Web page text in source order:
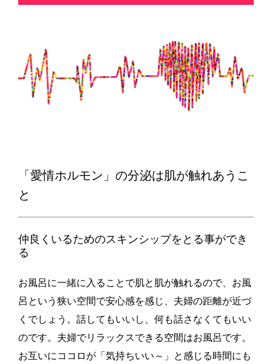
「愛情ホルモン」の分泌は肌が触れあうこ
と
仲良くいるためのスキンシップをとる事ができ
る
お風呂に一緒に入ることで肌と肌が触れるので、お風
呂という狭い空間で安心感を感じ、夫婦の距離が近づ
くでしょう。話してもいいし、何も話さなくてもいい
のです。夫婦でリラックスできる空間はお風呂です。
お互いにココロが「気持ちいい～」と感じる時間にも